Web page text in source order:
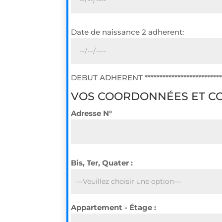
Date de naissance 2 adherent:
DEBUT ADHERENT
VOS COORDONNÉES ET
Adresse N°
Bis, Ter, Quater :
Appartement - Étage :